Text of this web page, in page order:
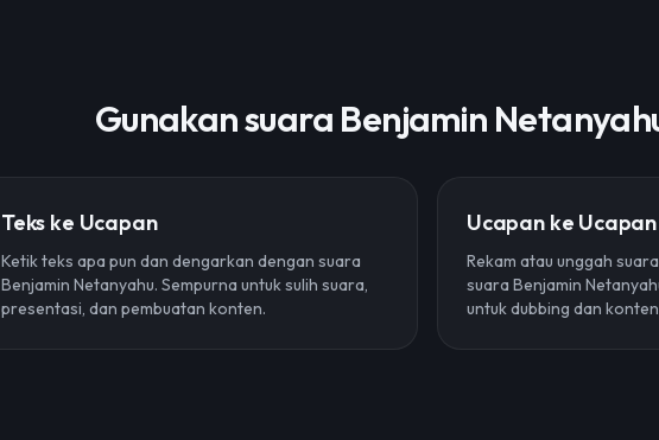
Gunakan suara Benjamin
Teks ke Ucapan
Ketik teks apa pun dan dengarkan dengan suara
Benjamin Netanyahu. Sempurna untuk sulih suara,
presentasi, dan pembuatan konten.
Ucapan ke Ucapan
Rekam atau unggah
suara Benjamin
untuk dubbing dan